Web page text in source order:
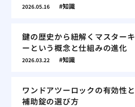
2026.05.16 知識
鍵の歴史から紐解くマスターキ
ーという概念と仕組みの進化
2026.03.22 知識
ワンドアツーロックの有効性と
補助錠の選び方